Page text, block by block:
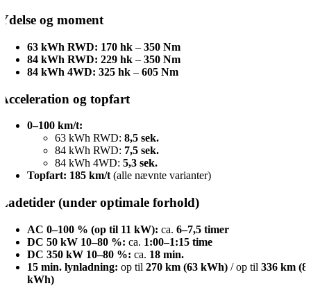
Ydelse og moment
63 kWh RWD: 170 hk –350 Nm
84 kWh RWD: 229 hk –350 Nm
84 kWh 4WD: 325 hk –605 Nm
Acceleration og topfart
0–100 km/t:
63 kWh RWD:8,5 sek.
84 kWh RWD: 7,5 sek.
84 kWh 4WD:5,3 sek.
Topfart: 185 km/t (alle nævnte varianter)
Ladetider (under optimale forhold)
AC 0–100 % (op til 11 kW): ca.6–7,5 timer
DC 50 kW 10–80 %: ca. 1:00–1:15 time
DC 350 kW 10–80 %: ca. 18 min.
15 min. lynladning: op til270 km (63 kWh) / op til336 km
kWh)